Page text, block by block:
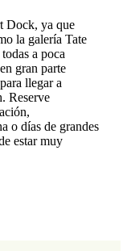
Dock, ya que
la galería Tate
a poca
gran parte
llegar a
Reserve
o días de grandes
estar muy